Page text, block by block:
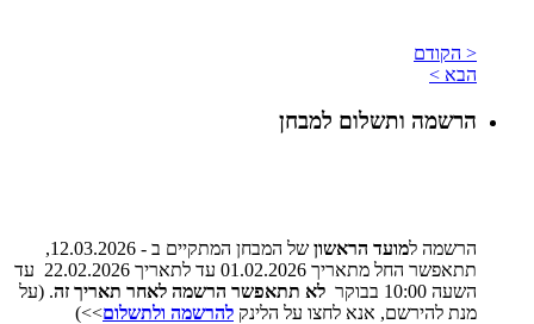
< הקודם
הבא >
הרשמה ותשלום למבחן
הרשמה למועד הראשון
של המבחן המתקיים ב - 12.03.2026,
תתאפשר החל מתאריך 01.02.2026 עד לתאריך 22.02.2026 עד
השעה 10:00 בבוקר
לא תתאפשר הרשמה לאחר תאריך זה. (על
מנת להירשם, אנא לחצו על הלינק להרשמה ולתשלום>>)